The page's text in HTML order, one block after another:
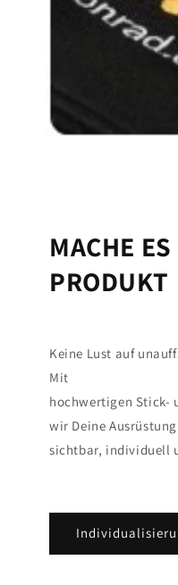
MACHE
PRODUKT
Keine Lust auf
Mit
hochwertigen Stick-
wir Deine
sichtbar, individuell